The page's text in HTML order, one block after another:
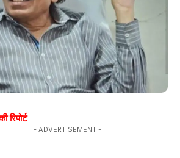
रिपोर्ट
- ADVERTISEMENT -